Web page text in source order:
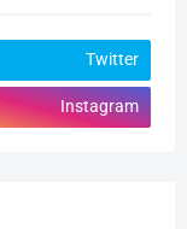
Twitter
Instagram